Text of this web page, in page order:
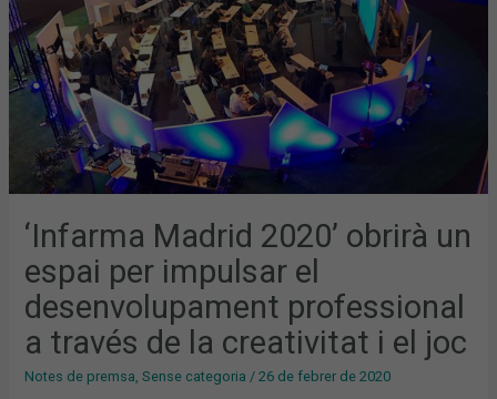
‘Infarma Madrid 2020’ obrirà un
espai per impulsar el
desenvolupament professional
a través de la creativitat i el joc
Notes de premsa ,Sense categoria /26 de febrer de 2020
DESENVOLUPAMENT
PROFESSIONAL
A
TRAVÉS
DE
LA
CREATIVITAT
I
EL
JOC